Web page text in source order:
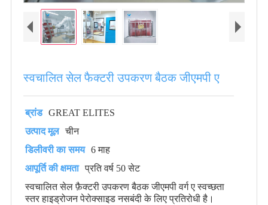
स्वचालित सेल फैक्टरी उपकरण बैठक जीएमपी ए
ब्रांड GREAT ELITES
उत्पाद मूल चीन
डिलीवरी का समय 6 माह
आपूर्ति की क्षमता प्रति वर्ष 50 सेट
स्वचालित सेल फ़ैक्टरी उपकरण बैठक जीएमपी वर्ग ए स्वच्छता
स्तर हाइड्रोजन पेरोक्साइड नसबंदी के लिए प्रतिरोधी है।